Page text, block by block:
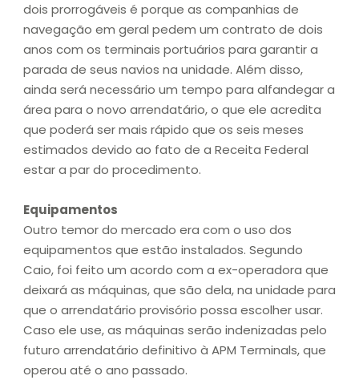
dois prorrogáveis é porque as companhias de
navegação em geral pedem um contrato de dois
anos com os terminais portuários para garantir a
parada de seus navios na unidade. Além disso,
ainda será necessário um tempo para alfandegar a
área para o novo arrendatário, o que ele acredita
que poderá ser mais rápido que os seis meses
estimados devido ao fato de a Receita Federal
estar a par do procedimento.
Equipamentos
Outro temor do mercado era com o uso dos
equipamentos que estão instalados. Segundo
Caio, foi feito um acordo com a ex-operadora que
deixará as máquinas, que são dela, na unidade para
que o arrendatário provisório possa escolher usar.
Caso ele use, as máquinas serão indenizadas pelo
futuro arrendatário definitivo à APM Terminals, que
operou até o ano passado.